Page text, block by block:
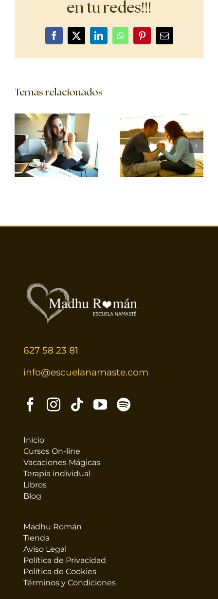
en tu redes!!!
Facebook
X LinkedInWhatsAppPinterestCorreo
Temas relacionados
627 58 23 81
info@escuelanamaste.com
Inicio
Cursos On-line
Vacaciones Mágicas
Terapia individual
Libros
Blog
Madhu Román
Tienda
Aviso Legal
Política de Privacidad
Política de Cookies
Términos y Condiciones